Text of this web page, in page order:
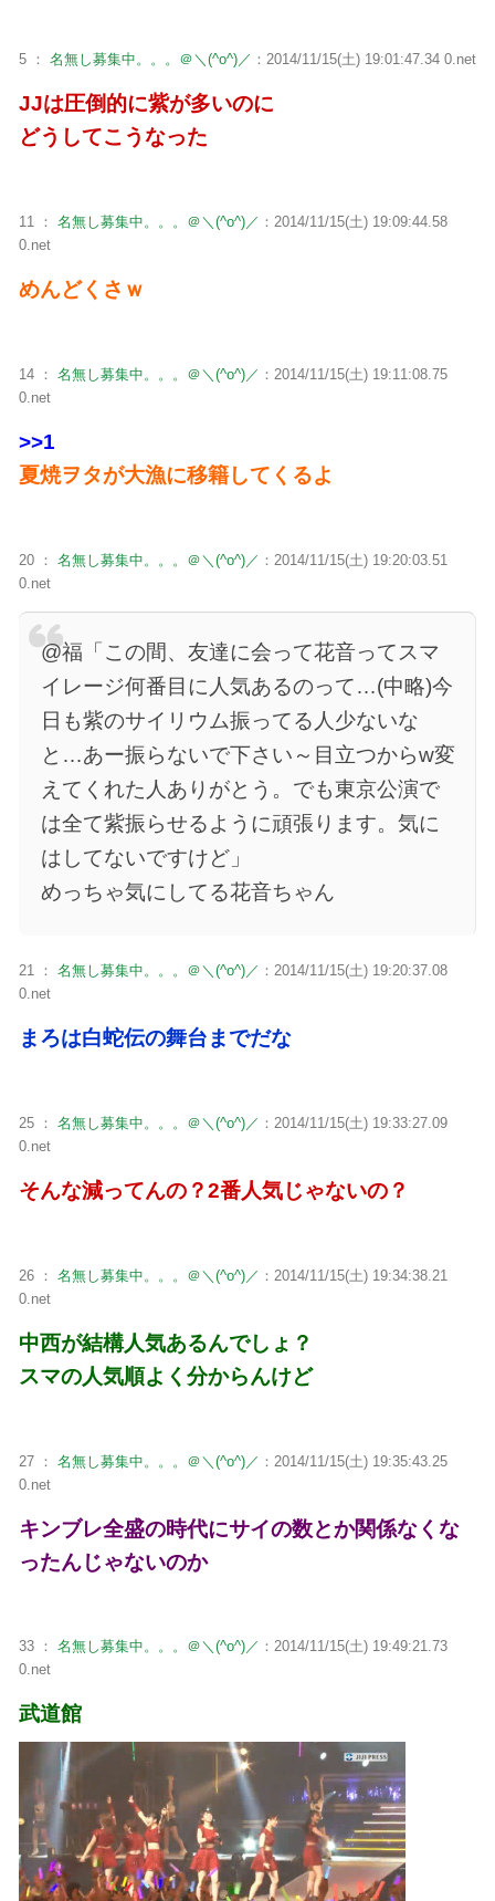
5 ： 名無し募集中。。。＠＼(^o^)／ ：2014/11/15(土) 19:01:47.34 0.net
JJは圧倒的に紫が多いのに
どうしてこうなった
11 ： 名無し募集中。。。＠＼(^o^)／ ：2014/11/15(土) 19:09:44.58
0.net
めんどくさｗ
14 ： 名無し募集中。。。＠＼(^o^)／ ：2014/11/15(土) 19:11:08.75
0.net
>>1
夏焼ヲタが大漁に移籍してくるよ
20 ： 名無し募集中。。。＠＼(^o^)／ ：2014/11/15(土) 19:20:03.51
0.net
@福「この間、友達に会って花音ってスマ
イレージ何番目に人気あるのって…(中略)今
日も紫のサイリウム振ってる人少ないな
と…あー振らないで下さい～目立つからw変
えてくれた人ありがとう。でも東京公演で
は全て紫振らせるように頑張ります。気に
はしてないですけど」
めっちゃ気にしてる花音ちゃん
21 ： 名無し募集中。。。＠＼(^o^)／ ：2014/11/15(土) 19:20:37.08
0.net
まろは白蛇伝の舞台までだな
25 ： 名無し募集中。。。＠＼(^o^)／ ：2014/11/15(土) 19:33:27.09
0.net
そんな減ってんの？2番人気じゃないの？
26 ： 名無し募集中。。。＠＼(^o^)／ ：2014/11/15(土) 19:34:38.21
0.net
中西が結構人気あるんでしょ？
スマの人気順よく分からんけど
27 ： 名無し募集中。。。＠＼(^o^)／ ：2014/11/15(土) 19:35:43.25
0.net
キンブレ全盛の時代にサイの数とか関係なくな
ったんじゃないのか
33 ： 名無し募集中。。。＠＼(^o^)／ ：2014/11/15(土) 19:49:21.73
0.net
武道館